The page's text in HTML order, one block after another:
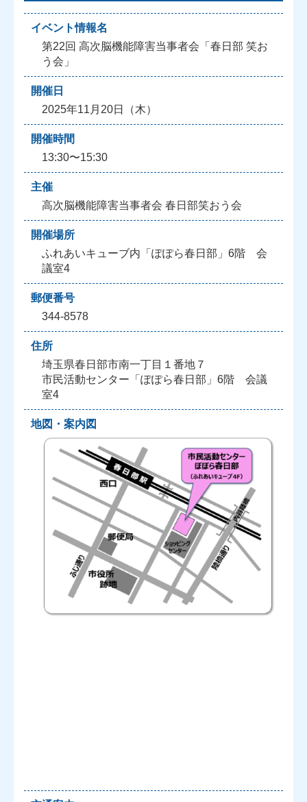
イベント情報名
第22回 高次脳機能障害当事者会「春日部 笑お
う会」
開催日
2025年11月20日（木）
開催時間
13:30〜15:30
主催
高次脳機能障害当事者会 春日部笑おう会
開催場所
ふれあいキューブ内「ぽぽら春日部」6階 会
議室4
郵便番号
344-8578
住所
埼玉県春日部市南一丁目１番地７
市民活動センター「ぽぽら春日部」6階 会議
室4
地図・案内図